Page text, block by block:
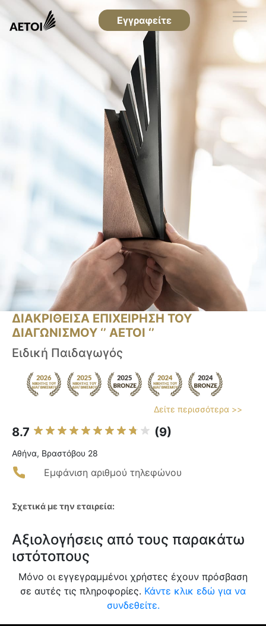
Εγγραφείτε
ΔΙΑΚΡΙΘΕΙΣΑ ΕΠΙΧΕΙΡΗΣΗ ΤΟΥ
ΔΙΑΓΩΝΙΣΜΟΥ ‘’ ΑΕΤΟΙ ‘’
Ειδική Παιδαγωγός
Δείτε περισσότερα >>
8.7 (9)
Αθήνα, Βραστόβου 28
Εμφάνιση αριθμού τηλεφώνου
Σχετικά με την εταιρεία:
Αξιολογήσεις από τους παρακάτω
ιστότοπους
Μόνο οι εγγεγραμμένοι χρήστες έχουν πρόσβαση
σε αυτές τις πληροφορίες. Κάντε κλικ εδώ για να
συνδεθείτε.